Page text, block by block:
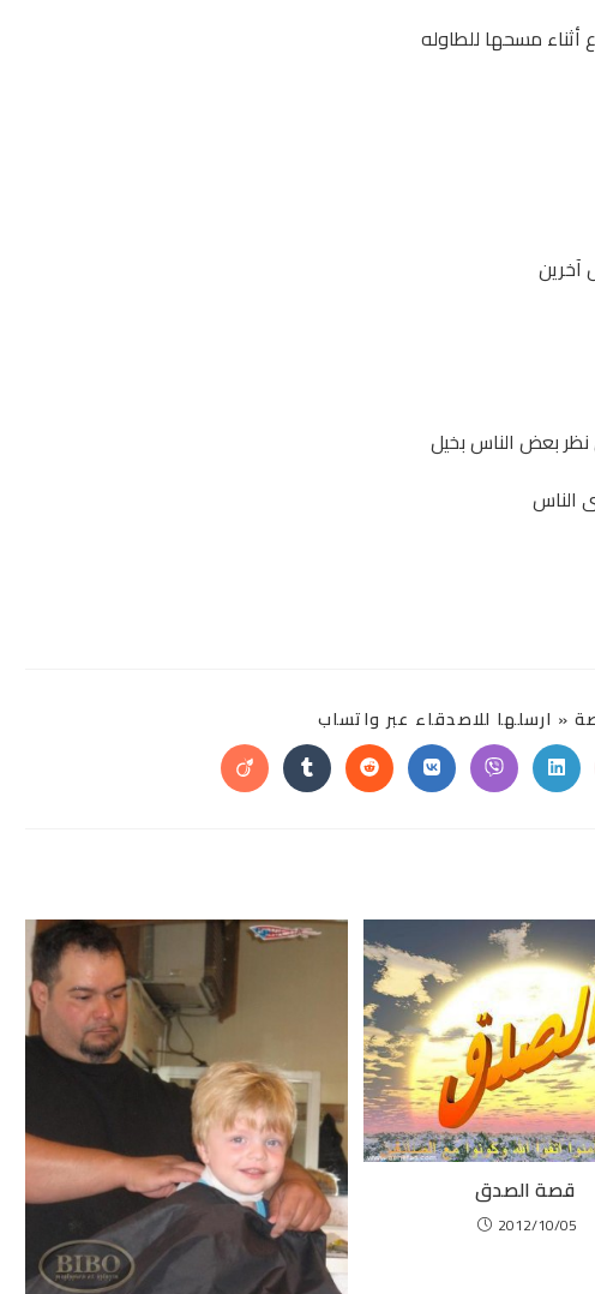
أثناء مسحها للطاوله
آخرين
بعض الناس بخيل
الناس
« ارسلها للاصدقاء عبر واتسابSHARE
THIS
CONTENT
Opens
in
Opens
in
Opens
in
Opens
in
Opens
in
Opens
in
قصة الصدق
2012/10/05